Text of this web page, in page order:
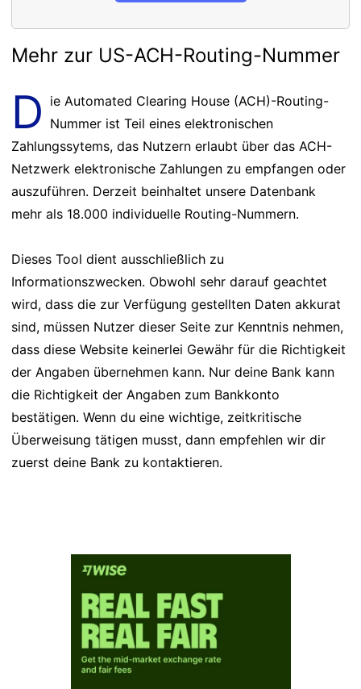
Mehr zur US-ACH-Routing-Nummer
D ie Automated Clearing House (ACH)-Routing-
Nummer ist Teil eines elektronischen
Zahlungssytems, das Nutzern erlaubt über das ACH-
Netzwerk elektronische Zahlungen zu empfangen oder
auszuführen. Derzeit beinhaltet unsere Datenbank
mehr als 18.000 individuelle Routing-Nummern.
Dieses Tool dient ausschließlich zu
Informationszwecken. Obwohl sehr darauf geachtet
wird, dass die zur Verfügung gestellten Daten akkurat
sind, müssen Nutzer dieser Seite zur Kenntnis nehmen,
dass diese Website keinerlei Gewähr für die Richtigkeit
der Angaben übernehmen kann. Nur deine Bank kann
die Richtigkeit der Angaben zum Bankkonto
bestätigen. Wenn du eine wichtige, zeitkritische
Überweisung tätigen musst, dann empfehlen wir dir
zuerst deine Bank zu kontaktieren.